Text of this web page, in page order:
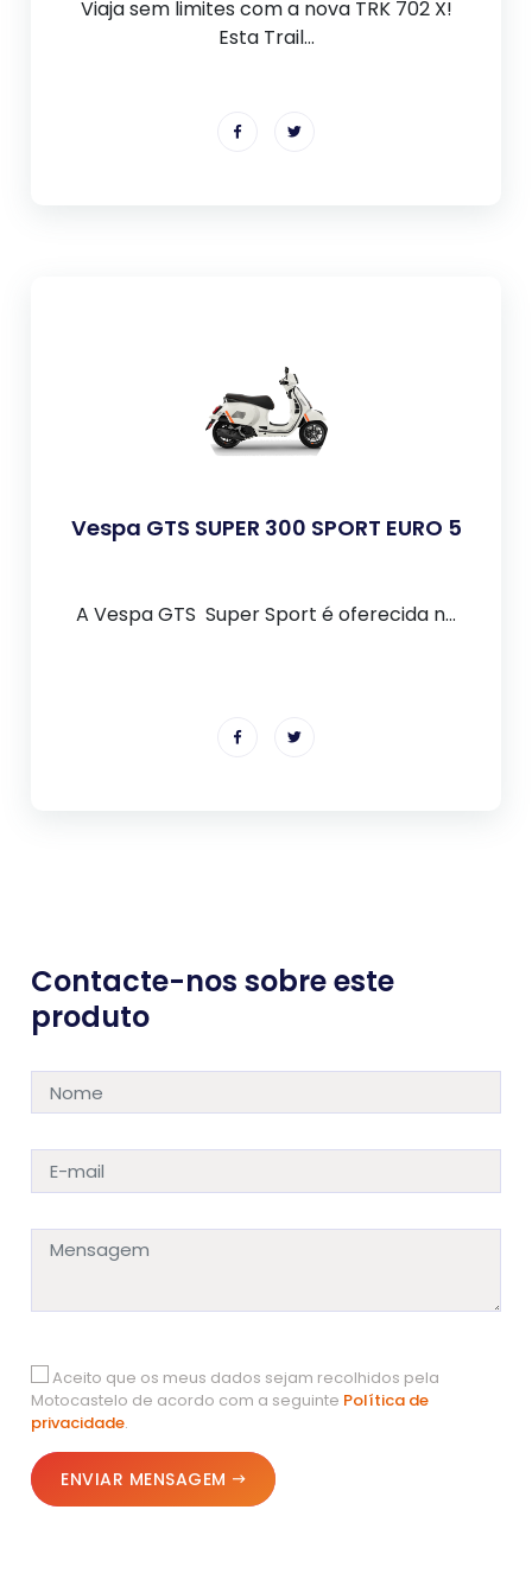
Viaja sem limites com a nova TRK 702 X!
Esta Trail...
Vespa GTS SUPER 300 SPORT EURO 5
A Vespa GTS Super Sport é oferecida n...
Contacte-nos sobre este
produto
Aceito que os meus dados sejam recolhidos pela
Motocastelo de acordo com a seguinte Política de
privacidade.
ENVIAR MENSAGEM